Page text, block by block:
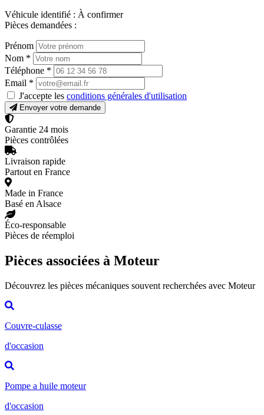
Véhicule identifié : À confirmer
Pièces demandées :
Prénom
Nom *
Téléphone *
Email *
J'accepte les conditions générales d'utilisation
Envoyer votre demande
Garantie 24 mois
Pièces contrôlées
Livraison rapide
Partout en France
Made in France
Basé en Alsace
Éco-responsable
Pièces de réemploi
Pièces associées à Moteur
Découvrez les pièces mécaniques souvent recherchées avec Moteur
Couvre-culasse
d'occasion
Pompe a huile moteur
d'occasion